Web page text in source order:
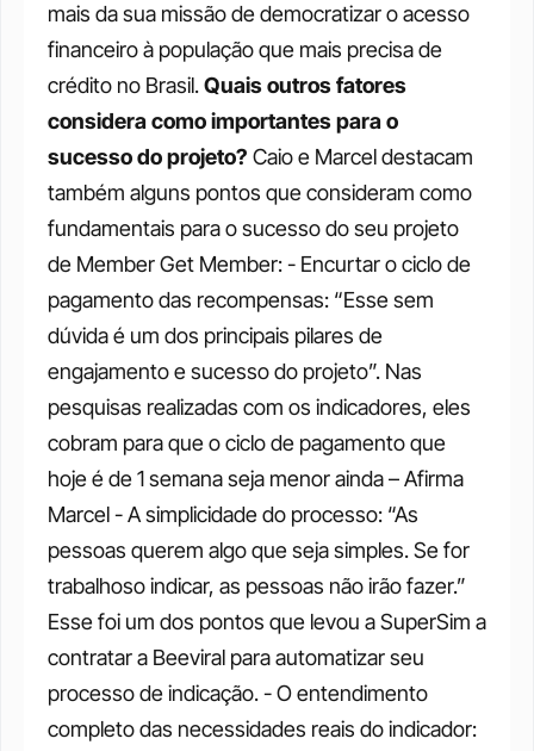
mais da sua missão de democratizar o acesso
financeiro à população que mais precisa de
crédito no Brasil.Quais outros fatores
considera como importantes para o
sucesso do projeto? Caio e Marcel destacam
também alguns pontos que consideram como
fundamentais para o sucesso do seu projeto
de Member Get Member:- Encurtar o ciclo de
pagamento das recompensas: “Esse sem
dúvida é um dos principais pilares de
engajamento e sucesso do projeto”. Nas
pesquisas realizadas com os indicadores, eles
cobram para que o ciclo de pagamento que
hoje é de 1 semana seja menor ainda – Afirma
Marcel- A simplicidade do processo: “As
pessoas querem algo que seja simples. Se for
trabalhoso indicar, as pessoas não irão fazer.”
Esse foi um dos pontos que levou a SuperSim a
contratar a Beeviral para automatizar seu
processo de indicação.- O entendimento
completo das necessidades reais do indicador: